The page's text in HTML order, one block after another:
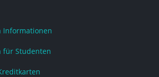
Informationen
für Studenten